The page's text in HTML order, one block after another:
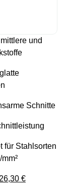
und
Schnitte
für Stahlsorten
Preis
€Aktueller